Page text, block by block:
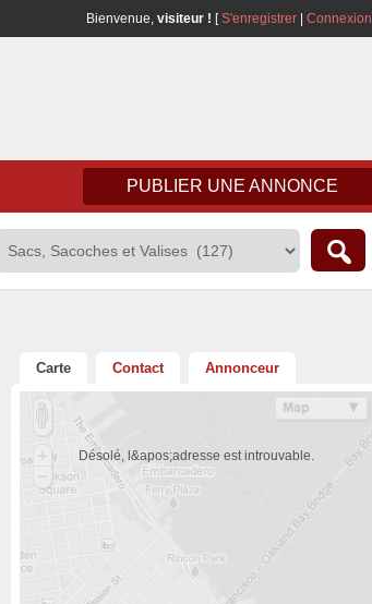
Bienvenue, visiteur ! [S'enregistrer Connexion
PUBLIER UNE ANNONCE
Carte Contact Annonceur
Désolé, l&apos;adresse est introuvable.